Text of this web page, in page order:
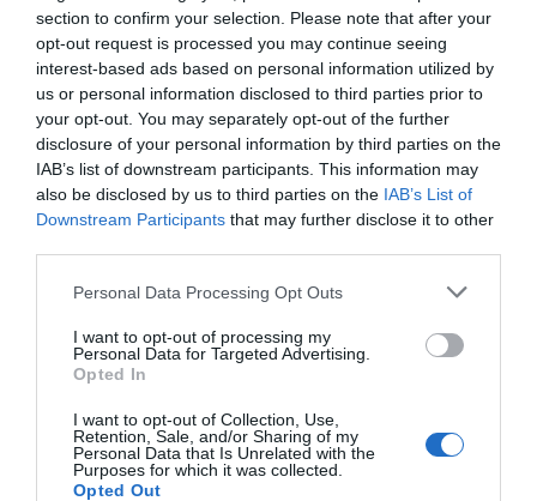
section to confirm your selection. Please note that after your
opt-out request is processed you may continue seeing
interest-based ads based on personal information utilized by
us or personal information disclosed to third parties prior to
your opt-out. You may separately opt-out of the further
disclosure of your personal information by third parties on the
IAB’s list of downstream participants. This information may
also be disclosed by us to third parties on the IAB’s List of
Downstream Participants that may further disclose it to other
Personal Data Processing Opt Outs
I want to opt-out of processing my
Personal Data for Targeted Advertising.
Opted In
I want to opt-out of Collection, Use,
Retention, Sale, and/or Sharing of my
Personal Data that Is Unrelated with the
Purposes for which it was collected.
Opted Out
ΚΑΛΟ ΤΑΞΙΔΙ ΑΝΤΩΝΗ ΜΑΣ .Θα σε
θυμομαστε παντα, κουραγιο στην
οικογενεια σου. Οι φιλοι σου απο την
Αθηνα.
Κατερινα
12/05 - 16:14
ΑΔΙΚΑ!!!! Δεν υπάρχουν λόγια.... Καλό
ταξίδι στο φως καλέ μας συμμαθητή! Να
μας προσέχεις από ψηλά με αυτό το
χαμόγελο που είχες από παιδί ... Καλός κ
ευγενής πάντα. Θερμά κ ειλικρινή
συλλυπητήρια σε όλη την οικογένεια σου!!!